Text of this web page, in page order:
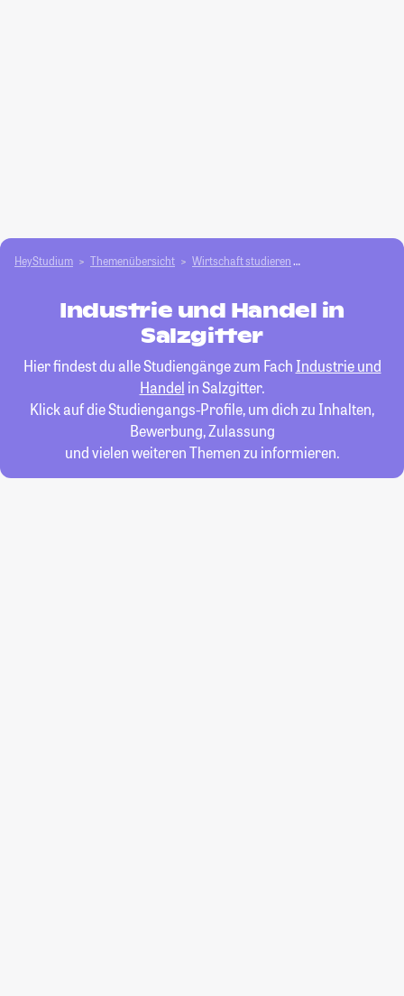
HeyStudium Themenübersicht Wirtschaft studieren
Industrie und Handel in
Salzgitter
Hier findest du alle Studiengänge zum Fach Industrie und
Handel in Salzgitter.
Klick auf die Studiengangs-Profile, um dich zu Inhalten,
Bewerbung, Zulassung
und vielen weiteren Themen zu informieren.